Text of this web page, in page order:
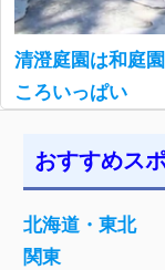
清澄庭園は和庭
ころいっぱい
おすすめス
北海道・東北
関東